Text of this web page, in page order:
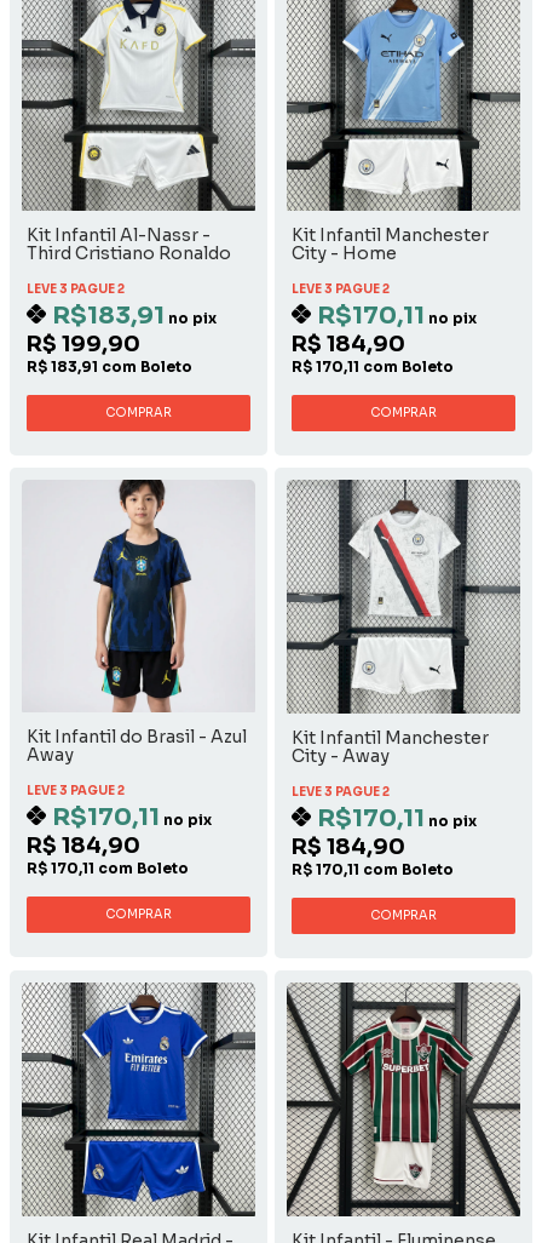
Kit Infantil Al-Nassr -
Third Cristiano Ronaldo
LEVE 3 PAGUE 2
R$183,91 no pix
R$ 199,90
R$ 183,91 com Boleto
COMPRAR
Kit Infantil Manchester
City - Home
LEVE 3 PAGUE 2
R$170,11 no pix
R$ 184,90
R$ 170,11 com Boleto
COMPRAR
Kit Infantil do Brasil - Azul
Away
LEVE 3 PAGUE 2
R$170,11 no pix
R$ 184,90
R$ 170,11 com Boleto
COMPRAR
Kit Infantil Manchester
City - Away
LEVE 3 PAGUE 2
R$170,11 no pix
R$ 184,90
R$ 170,11 com Boleto
COMPRAR